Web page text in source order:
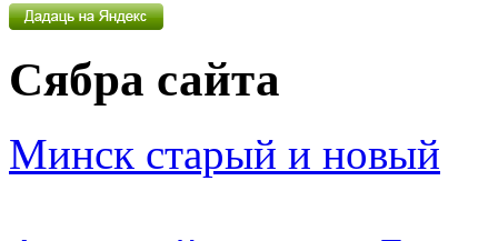
Сябра сайта
Минск старый и новый